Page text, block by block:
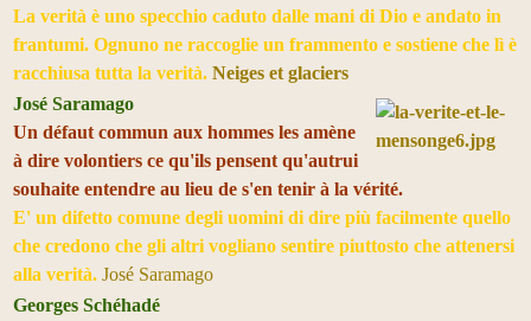
La verità è uno specchio caduto dalle mani di Dio e andato in
frantumi. Ognuno ne raccoglie un frammento e sostiene che lì è
racchiusa tutta la verità. Neiges et glaciers
José Saramago
Un défaut commun aux hommes les amène
à dire volontiers ce qu'ils pensent qu'autrui
souhaite entendre au lieu de s'en tenir à la vérité.
E' un difetto comune degli uomini di dire più facilmente quello
che credono che gli altri vogliano sentire piuttosto che attenersi
alla verità. José Saramago
Georges Schéhadé